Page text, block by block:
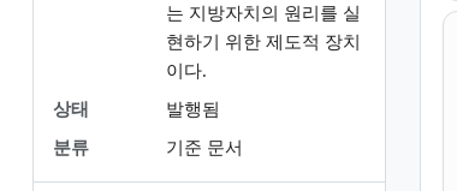
는 지방자치의 원리를 실
현하기 위한 제도적 장치
이다.
상태
발행됨
분류
기준 문서